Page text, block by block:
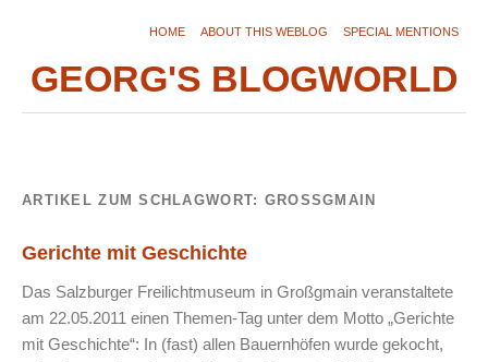
HOME ABOUT THIS WEBLOG SPECIAL MENTIONS
GEORG'S BLOGWORLD
ARTIKEL ZUM SCHLAGWORT: GROSSGMAIN
Gerichte mit Geschichte
Das Salzburger Freilichtmuseum in Großgmain veranstaltete
am 22.05.2011 einen Themen-Tag unter dem Motto „Gerichte
mit Geschichte“: In (fast) allen Bauernhöfen wurde gekocht,